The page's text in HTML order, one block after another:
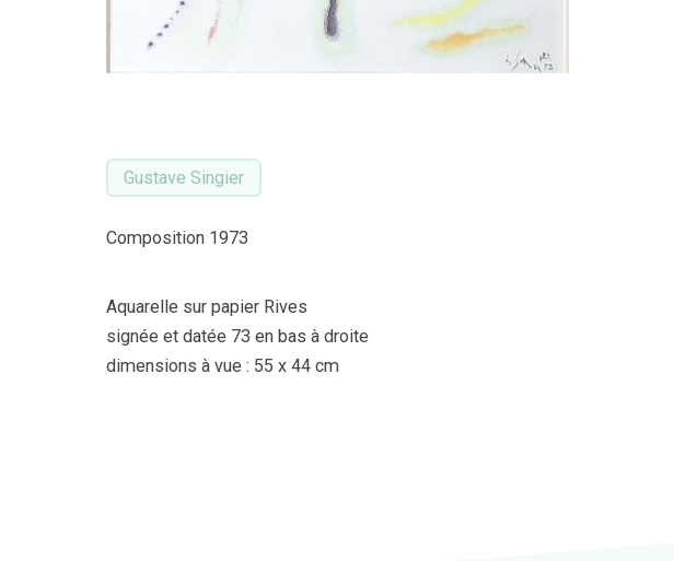
Gustave Singier
Composition 1973
Aquarelle sur papier Rives
signée et datée 73 en bas à droite
dimensions à vue : 55 x 44 cm